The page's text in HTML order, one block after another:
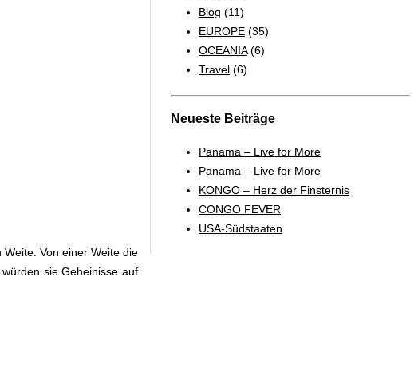
Von einer Weite die
sie Geheinisse auf
Blog (11)
EUROPE (35)
OCEANIA(6)
Travel (6)
Neueste Beiträge
Panama – Live for More
Panama – Live for More
KONGO – Herz der Finsternis
CONGO FEVER
USA-Südstaaten